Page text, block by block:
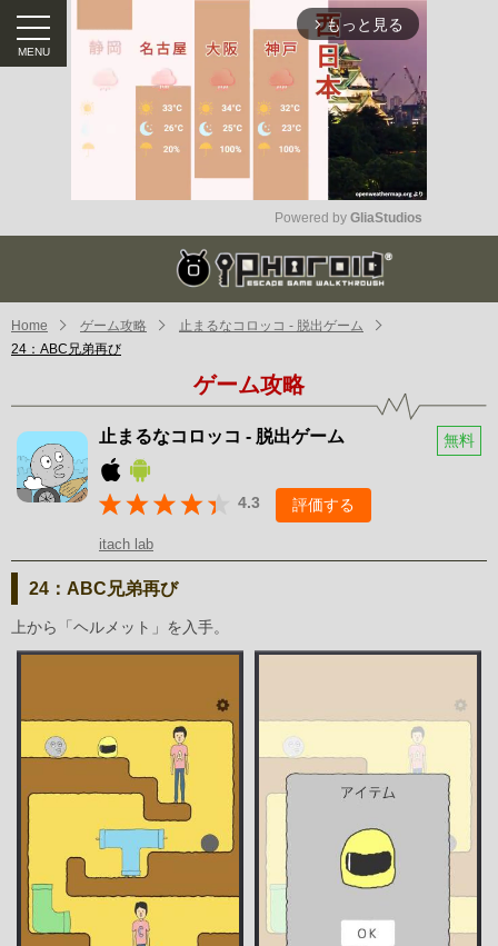
arrow_forward_ios もっと見る
Mute
Powered by GliaStudios
Home ゲーム攻略
止まるなコロッコ - 脱出ゲーム
24：ABC兄弟再び
ゲーム攻略
止まるなコロッコ - 脱出ゲーム 無料
4.3 評価する
itach lab
24：ABC兄弟再び
上から「ヘルメット」を入手。